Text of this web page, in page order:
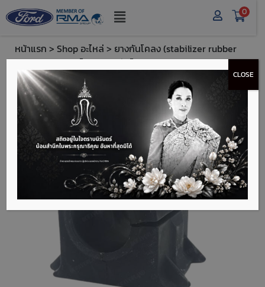
0
หน้าแรก > Shop อะไหล่ > ยางกันโคลง (stabilizer rubber
bushings)> ฟอร์ด บูชยางกันโคลง (Ford Stabilizer
Rubber Bushings) - CN1Z5484B
CLOSE